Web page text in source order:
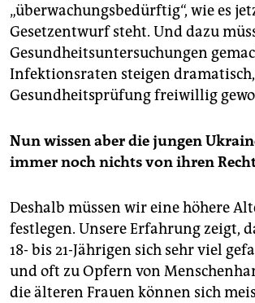
„überwachungsbedürftig“, wie es
Gesetzentwurf steht. Und dazu
Gesundheitsuntersuchungen
Infektionsraten steigen
Gesundheitsprüfung freiwillig
Nun wissen aber die jungen
immer noch nichts von ihren
Deshalb müssen wir eine höhere
festlegen. Unsere Erfahrung zeigt,
18- bis 21-Jährigen sich sehr viel
und oft zu Opfern von
die älteren Frauen können sich